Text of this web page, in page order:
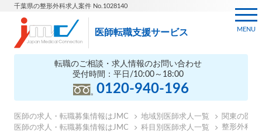
千葉県の整形外科求人案件 No.1028140
医師転職支援サービス
転職のご相談・求人情報のお問い合わせ
受付時間：平日/10:00～18:00
0120-940-196
MENU
医師の求人・転職募集情報はJMC 地域別医師求人一覧
関東の医師
医師の求人・転職募集情報はJMC
科目別医師求人一覧 整形外科の